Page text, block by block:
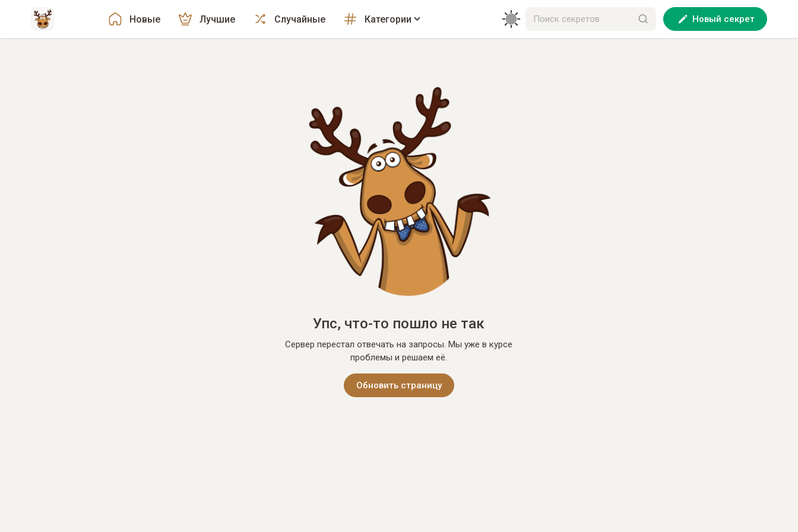
Новые Лучшие Случайные Категории Новый секрет
Упс, что-то пошло не так
Сервер перестал отвечать на запросы. Мы уже в курсе
проблемы и решаем её.
Обновить страницу